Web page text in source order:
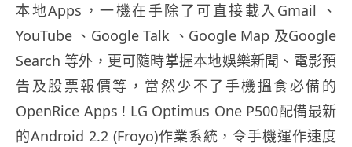
本地Apps，一機在手除了可直接載入Gmail 、
YouTube 、Google Talk 、Google Map 及Google
Search 等外，更可隨時掌握本地娛樂新聞、電影預
告及股票報價等，當然少不了手機搵食必備的
OpenRice Apps ! LG Optimus One P500配備最新
的Android 2.2 (Froyo)作業系統，令手機運作速度